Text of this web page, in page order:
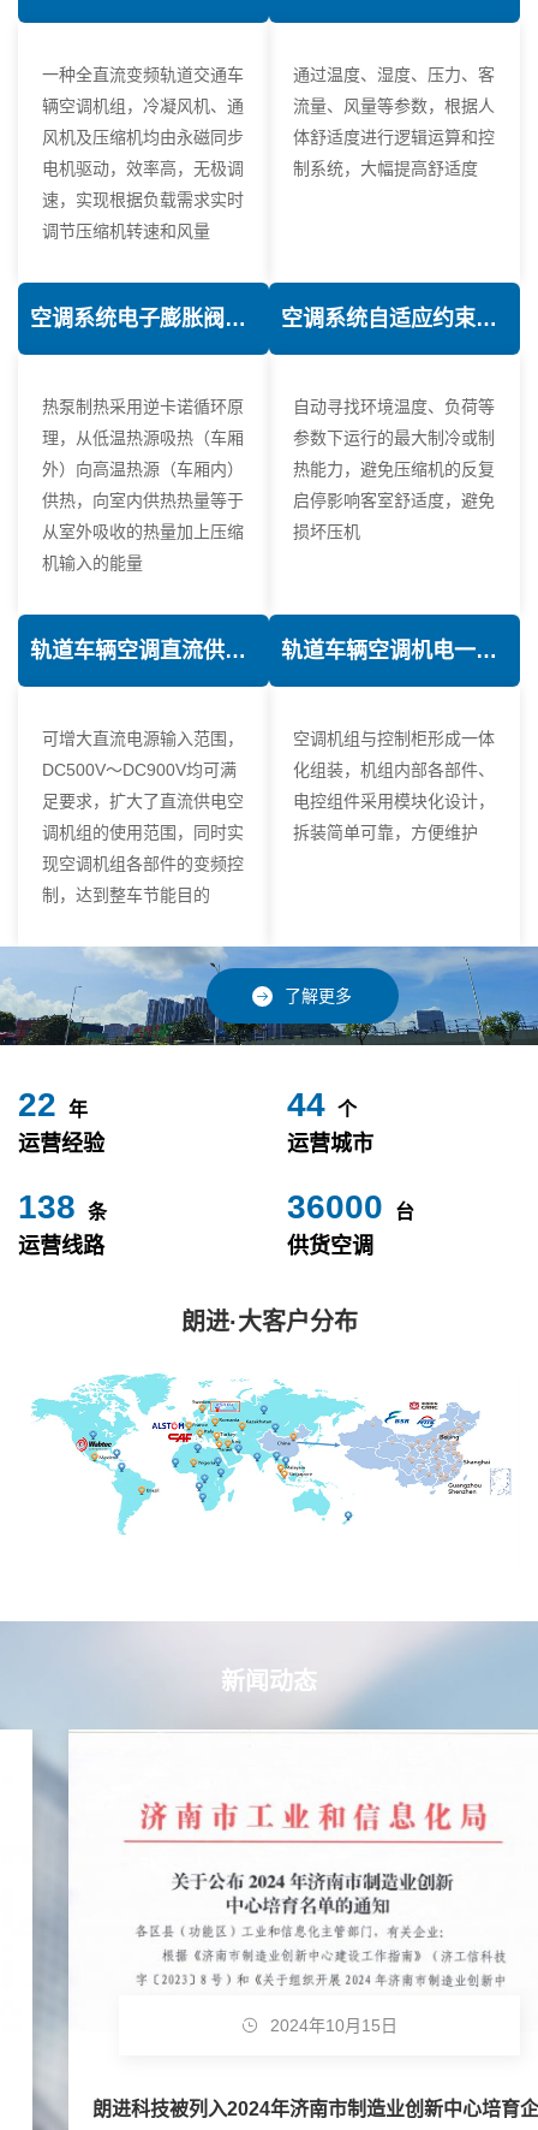
一种全直流变频轨道交通车
辆空调机组，冷凝风机、通
风机及压缩机均由永磁同步
电机驱动，效率高，无极调
速，实现根据负载需求实时
调节压缩机转速和风量
通过温度、湿度、压力、客
流量、风量等参数，根据人
体舒适度进行逻辑运算和控
制系统，大幅提高舒适度
空调系统电子膨胀阀热力学优化技术
热泵制热采用逆卡诺循环原
理，从低温热源吸热（车厢
外）向高温热源（车厢内）
供热，向室内供热热量等于
从室外吸收的热量加上压缩
机输入的能量
空调系统自适应约束控制技术
自动寻找环境温度、负荷等
参数下运行的最大制冷或制
热能力，避免压缩机的反复
启停影响客室舒适度，避免
损坏压机
轨道车辆空调直流供电技术
可增大直流电源输入范围，
DC500V～DC900V均可满
足要求，扩大了直流供电空
调机组的使用范围，同时实
现空调机组各部件的变频控
制，达到整车节能目的
轨道车辆空调机电一体化技术
空调机组与控制柜形成一体
化组装，机组内部各部件、
电控组件采用模块化设计，
拆装简单可靠，方便维护
了解更多
24 年
运营经验
49 个
运营城市
153 条
运营线路
40000 台
供货空调
朗进·大客户分布
新闻动态
2024年10月15日
朗进科技被列入2024年济南市制造业创新中心培育企